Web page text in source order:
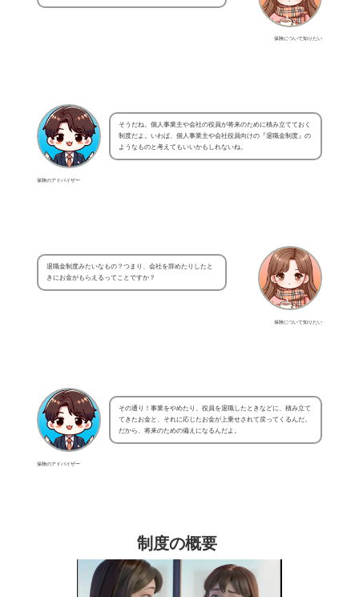
保険について知りたい
保険のアドバイザー
そうだね。個人事業主や会社の役員が将来のために積み立てておく
制度だよ。いわば、個人事業主や会社役員向けの『退職金制度』の
ようなものと考えてもいいかもしれないね。
保険について知りたい
退職金制度みたいなもの？つまり、会社を辞めたりしたと
きにお金がもらえるってことですか？
保険のアドバイザー
その通り！事業をやめたり、役員を退職したときなどに、積み立て
てきたお金と、それに応じたお金が上乗せされて戻ってくるんだ。
だから、将来のための備えになるんだよ。
制度の概要